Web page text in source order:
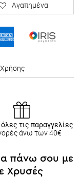
Αγαπημένα
τις παραγγελίες
άνω των 40€
πάνω σου με
Χρυσές